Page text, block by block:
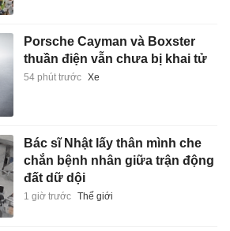
Porsche Cayman và Boxster
thuần điện vẫn chưa bị khai tử
54 phút trước Xe
Bác sĩ Nhật lấy thân mình che
chắn bệnh nhân giữa trận động
đất dữ dội
1 giờ trước Thế giới